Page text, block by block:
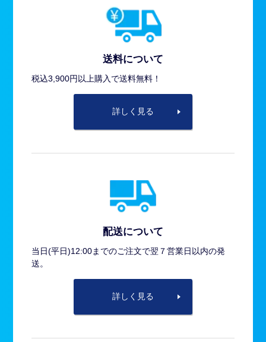
送料について
税込3,900円以上購入で送料無料！
詳しく見る
配送について
当日(平日)12:00までのご注文で翌７営業日以内の発
送。
詳しく見る